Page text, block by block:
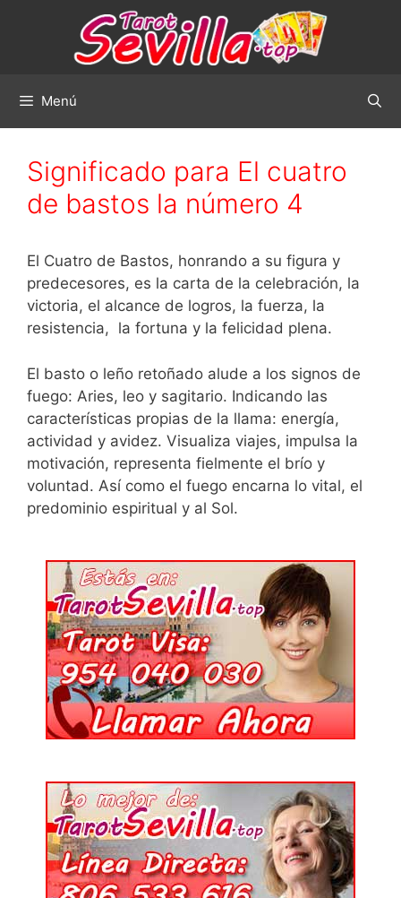
Menú
Significado para El cuatro
de bastos la número 4
El Cuatro de Bastos, honrando a su figura y
predecesores, es la carta de la celebración, la
victoria, el alcance de logros, la fuerza, la
resistencia, la fortuna y la felicidad plena.
El basto o leño retoñado alude a los signos de
fuego: Aries, leo y sagitario. Indicando las
características propias de la llama: energía,
actividad y avidez. Visualiza viajes, impulsa la
motivación, representa fielmente el brío y
voluntad. Así como el fuego encarna lo vital, el
predominio espiritual y al Sol.